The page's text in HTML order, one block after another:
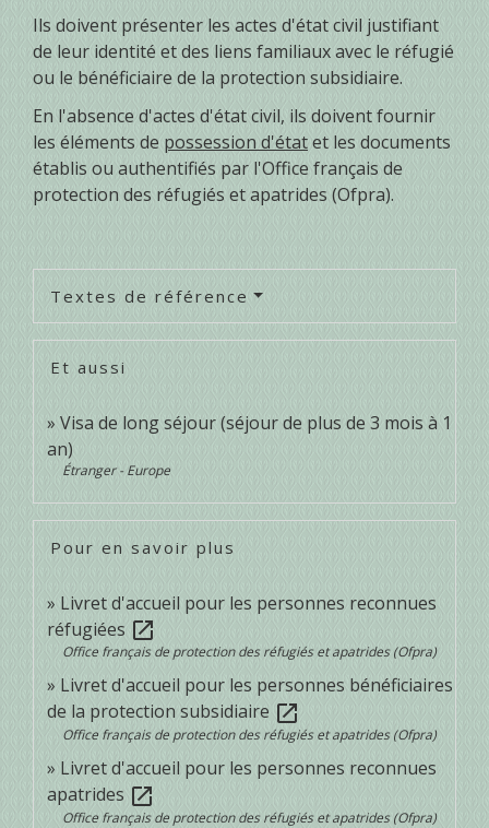
Ils doivent présenter les actes d'état civil justifiant
de leur identité et des liens familiaux avec le réfugié
ou le bénéficiaire de la protection subsidiaire.
En l'absence d'actes d'état civil, ils doivent fournir
les éléments de possession d'étatet les documents
établis ou authentifiés par l'Office français de
protection des réfugiés et apatrides (Ofpra).
Textes de référence
Et aussi
Visa de long séjour (séjour de plus de 3 mois à 1
an)
Étranger - Europe
Pour en savoir plus
Livret d'accueil pour les personnes reconnues
réfugiées open_in_new
Office français de protection des réfugiés et apatrides (Ofpra)
Livret d'accueil pour les personnes bénéficiaires
de la protection subsidiaire open_in_new
Office français de protection des réfugiés et apatrides (Ofpra)
Livret d'accueil pour les personnes reconnues
apatrides open_in_new
Office français de protection des réfugiés et apatrides (Ofpra)